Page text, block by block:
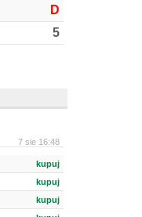
D
5
7 sie 16:48
kupuj
kupuj
kupuj